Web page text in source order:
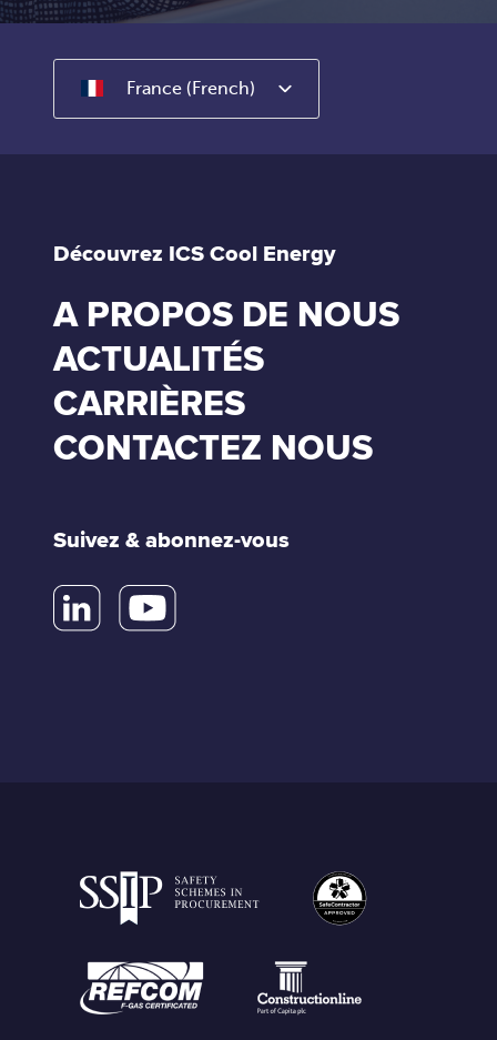
France (French)
Découvrez ICS Cool Energy
A PROPOS DE NOUS
ACTUALITÉS
CARRIÈRES
CONTACTEZ NOUS
Suivez & abonnez-vous